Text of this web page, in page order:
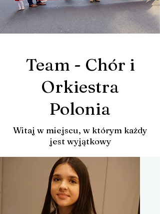
Team - Chór i
Orkiestra
Polonia
Witaj w miejscu, w którym każdy
jest wyjątkowy